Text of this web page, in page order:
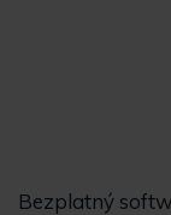
Bezplatný